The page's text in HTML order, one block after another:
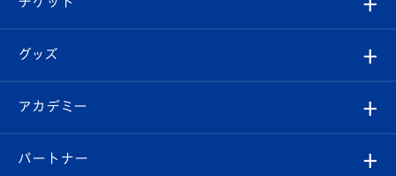
チケット
イベント
メディア
エンブレム紹介
スタッフプロフィール
マスコット紹介
はじめての観戦ガイド
Revive Team
ヴィヴィくんの長崎おもてなしガイド
フォトギャラリー
スタジアムグルメ
チケット
V-LOVERS（ファンクラブ）
グッズ
オンラインショップ
アカデミー
育成からのお知らせ
パートナー